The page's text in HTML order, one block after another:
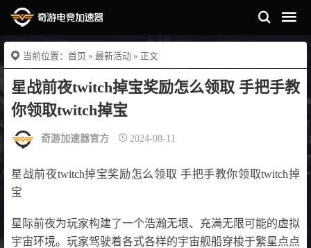
当前位置： 首页 » 最新活动 » 正文
星战前夜twitch掉宝奖励怎么领取 手把手教
你领取twitch掉宝
奇游加速器官方 2024-08-11
星战前夜twitch掉宝奖励怎么领取 手把手教你领取twitch掉
宝
星际前夜为玩家构建了一个浩瀚无垠、充满无限可能的虚拟
宇宙环境。玩家驾驶着各式各样的宇宙舰船穿梭于繁星点点